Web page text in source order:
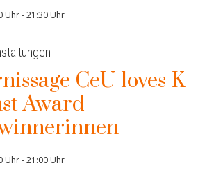
Uhr-21:30 Uhr
CeU loves K
Award
Uhr-21:00 Uhr